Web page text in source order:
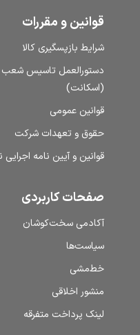
قوانین و مقررات
شرایط بازپسگیری کالا
دستورالعمل تاسیس
(اسکانت)
قوانین عمومی
حقوق و تعهدات شرکت
قوانین و آیین نامه
صفحات کاربردی
آکادمی سخت‌کوشان
سیاست‌ها
خط‌مشی
منشور اخلاقی
لینک پرداخت متفرقه